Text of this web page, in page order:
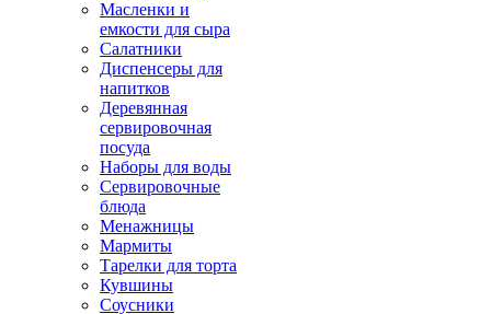
Масленки и
емкости для сыра
Салатники
Диспенсеры для
напитков
Деревянная
сервировочная
посуда
Наборы для воды
Сервировочные
блюда
Менажницы
Мармиты
Тарелки для торта
Кувшины
Соусники